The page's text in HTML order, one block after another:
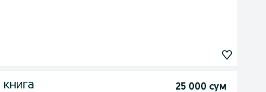
25 000 сум